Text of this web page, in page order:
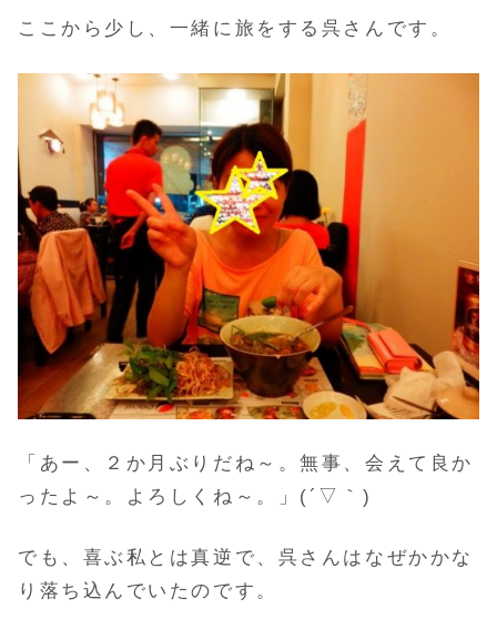
ここから少し、一緒に旅をする呉さんです。
「あー、２か月ぶりだね～。無事、会えて良か
ったよ～。よろしくね～。」(´▽｀)
でも、喜ぶ私とは真逆で、呉さんはなぜかかな
り落ち込んでいたのです。